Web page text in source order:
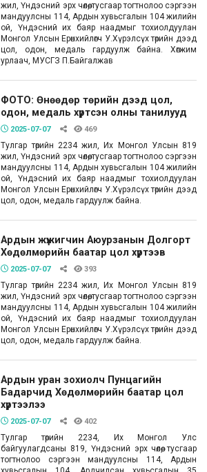
жил, Үндэсний эрх чөлөө, тусгаар тогтнолоо сэргээн
мандуулсны 114, Ардын хувьсгалын 104 жилийн
ой, Үндэсний их баяр наадмыг тохиолдуулан
Монгол Улсын Ерөнхийлөгч У.Хүрэлсүх төрийн дээд
цол, одон, медаль гардуулж байна. Хөгжим
урлаач, МУСГЗ П.Байгалжав
ФОТО: Өнөөдөр төрийн дээд цол,
одон, медаль хүртсэн олны танилууд
2025-07-07 469
Тулгар төрийн 2234 жил, Их Монгол Улсын 819
жил, Үндэсний эрх чөлөө, тусгаар тогтнолоо сэргээн
мандуулсны 114, Ардын хувьсгалын 104 жилийн
ой, Үндэсний их баяр наадмыг тохиолдуулан
Монгол Улсын Ерөнхийлөгч У.Хүрэлсүх төрийн дээд
цол, одон, медаль гардуулж байна.
Ардын жүжигчин Аюурзанын Долгорт
Хөдөлмөрийн баатар цол хүртээв
2025-07-07 393
Тулгар төрийн 2234 жил, Их Монгол Улсын 819
жил, Үндэсний эрх чөлөө, тусгаар тогтнолоо сэргээн
мандуулсны 114, Ардын хувьсгалын 104 жилийн
ой, Үндэсний их баяр наадмыг тохиолдуулан
Монгол Улсын Ерөнхийлөгч У.Хүрэлсүх төрийн дээд
цол, одон, медаль гардуулж байна.
Ардын уран зохиолч Пунцагийн
Бадарчид Хөдөлмөрийн баатар цол
хүртээлээ
2025-07-07 402
Тулгар төрийн 2234, Их Монгол Улс
байгуулагдсаны 819, Үндэсний эрх чөлөө, тусгаар
тогтнолоо сэргээн мандуулсны 114, Ардын